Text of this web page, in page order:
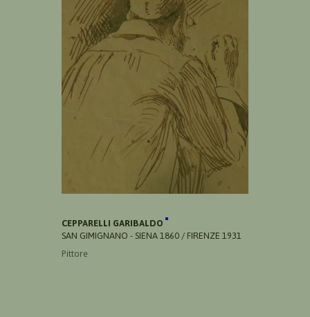
CEPPARELLI GARIBALDO
SAN GIMIGNANO - SIENA 1860 / FIRENZE 1931
Pittore